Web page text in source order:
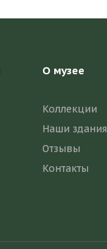
О музее
Коллекции
Наши здания
Отзывы
Контакты